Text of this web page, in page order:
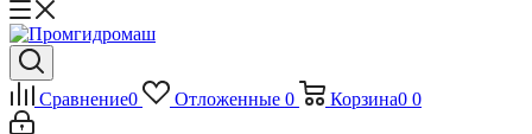
Сравнение0 Отложенные 0 Корзина0 0